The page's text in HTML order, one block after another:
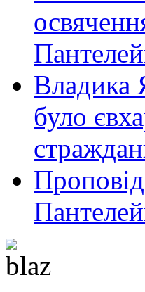
Владика
було